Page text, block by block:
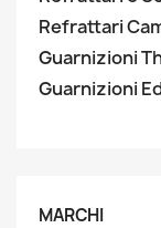
Refrattari
Guarnizioni
Guarnizioni
MARCHI